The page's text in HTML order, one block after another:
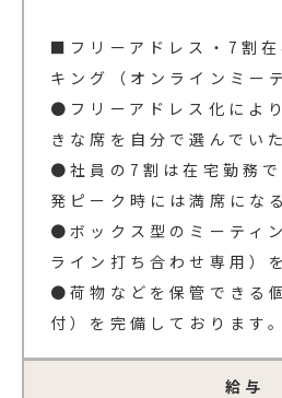
■フリーアドレス・7割在
キング（オンラインミー
●フリーアドレス化によ
きな席を自分で選んでい
●社員の7割は在宅勤務
発ピーク時には満席にな
●ボックス型のミーティ
ライン打ち合わせ専用）
●荷物などを保管できる
付）を完備しております。
給与